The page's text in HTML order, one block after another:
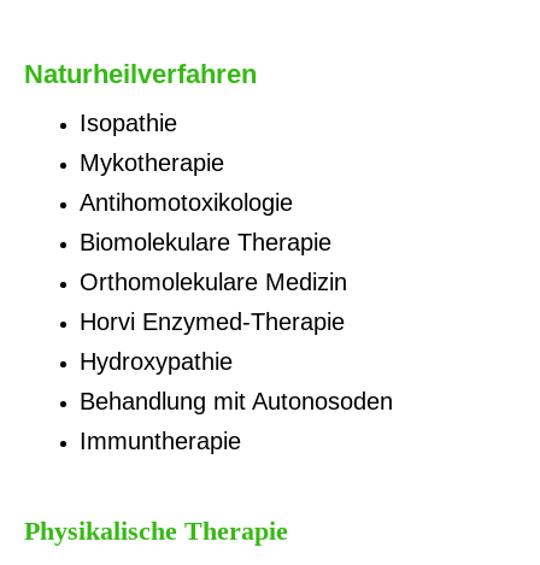
Naturheilverfahren
Isopathie
Mykotherapie
Antihomotoxikologie
Biomolekulare Therapie
Orthomolekulare Medizin
Horvi Enzymed-Therapie
Hydroxypathie
Behandlung mit Autonosoden
Immuntherapie
Physikalische Therapie